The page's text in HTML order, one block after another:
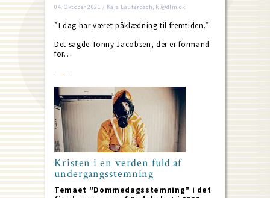
04. Oktober 2021 / Kaja Lauterbach, kl@dlm.dk
”I dag har været påklædning til fremtiden.”
Det sagde Tonny Jacobsen, der er formand
for…
Kristen i en verden fuld af
undergangsstemning
Temaet "Dommedagsstemning" i det